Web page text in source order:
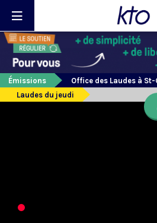
Émissions
Office des Laudes à
Laudes du jeudi